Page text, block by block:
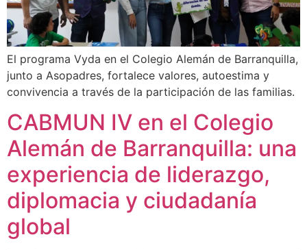
El programa Vyda en el Colegio Alemán de Barranquilla,
junto a Asopadres, fortalece valores, autoestima y
convivencia a través de la participación de las familias.
CABMUN IV en el Colegio
Alemán de Barranquilla: una
experiencia de liderazgo,
diplomacia y ciudadanía
global​